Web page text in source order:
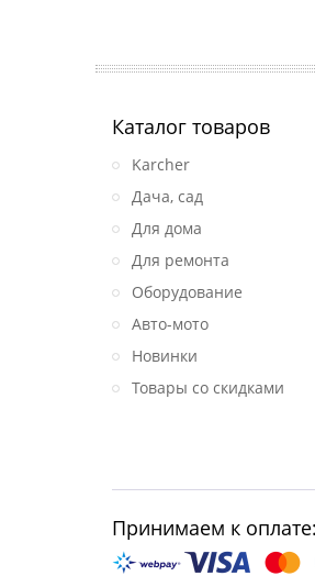
Каталог товаров
Karcher
Дача, сад
Для дома
Для ремонта
Оборудование
Авто-мото
Новинки
Товары со скидками
Принимаем к оплате: